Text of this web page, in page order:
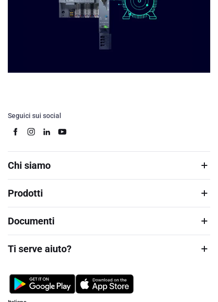
Seguici sui social
Chi siamo
Prodotti
Documenti
Ti serve aiuto?